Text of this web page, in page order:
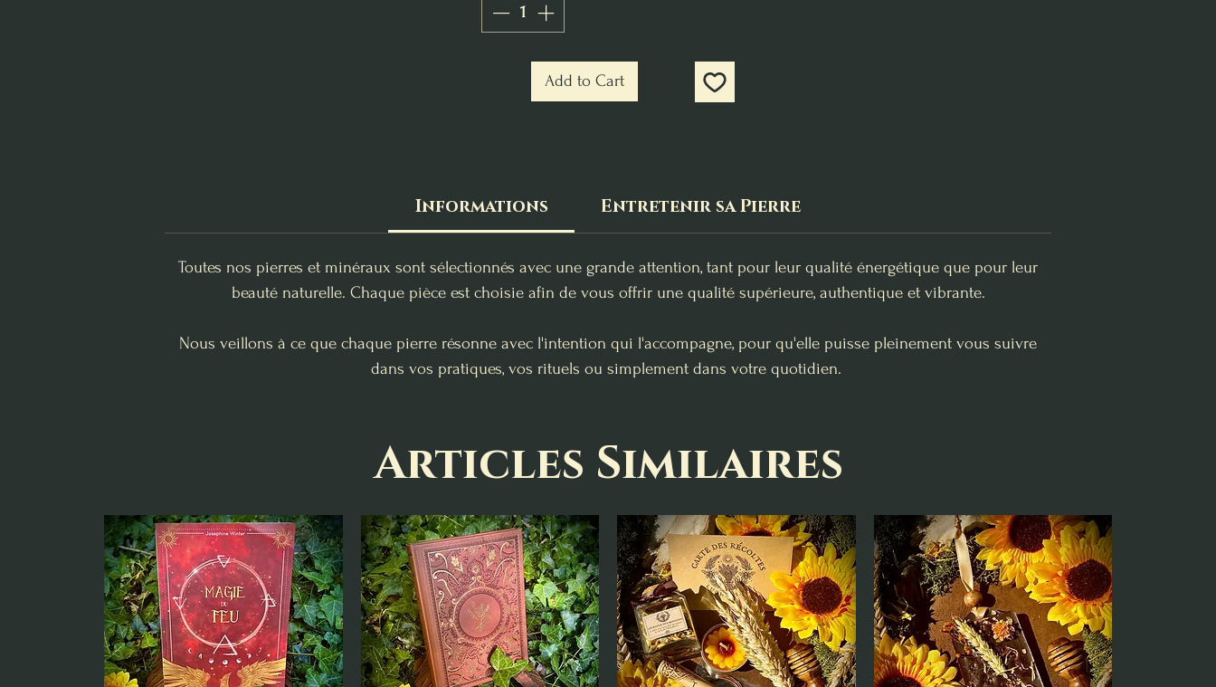
Add to Cart
Informations Entretenir sa Pierre
Toutes nos pierres et minéraux sont sélectionnés avec une grande attention, tant pour leur qualité énergétique que pour leur
beauté naturelle. Chaque pièce est choisie afin de vous offrir une qualité supérieure, authentique et vibrante.
Nous veillons à ce que chaque pierre résonne avec l'intention qui l'accompagne, pour qu'elle puisse pleinement vous suivre
dans vos pratiques, vos rituels ou simplement dans votre quotidien.
Articles Similaires